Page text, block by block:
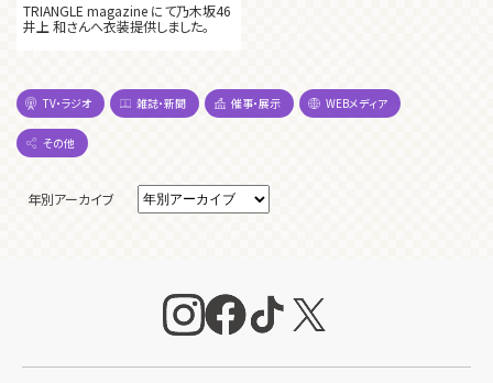
TRIANGLE magazine にて乃木坂46
井上 和さんへ衣装提供しました。
TV・ラジオ 雑誌・新聞 催事・展示 WEBメディア
その他
年別アーカイブ